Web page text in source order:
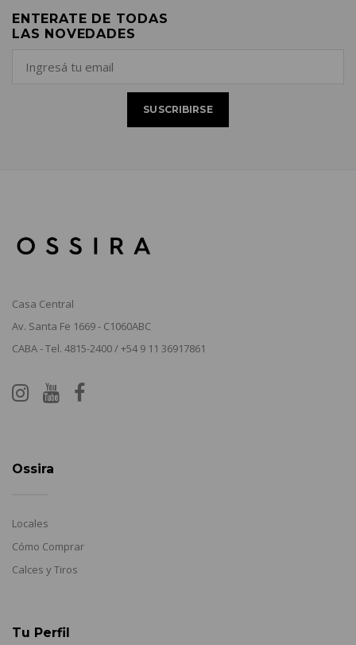
ENTERATE DE TODAS
LAS NOVEDADES
Casa Central
Av. Santa Fe 1669 - C1060ABC
CABA - Tel. 4815-2400 / +54 9 11 36917861
Ossira
Locales
Cómo Comprar
Calces y Tiros
Tu Perfil